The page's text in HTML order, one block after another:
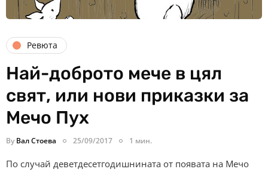
Ревюта
Най-доброто мече в цял
свят, или нови приказки за
Мечо Пух
By Вал Стоева 25/09/2017 1 мин.
По случай деветдесетгодишнината от появата на Мечо